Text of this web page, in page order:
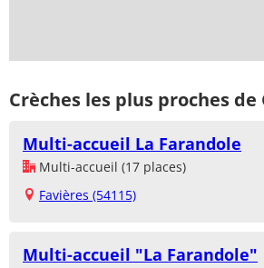
Crèches les plus proches
Multi-accueil La Farandole
Multi-accueil (17 places)
Favières (54115)
Multi-accueil "La Farandole"